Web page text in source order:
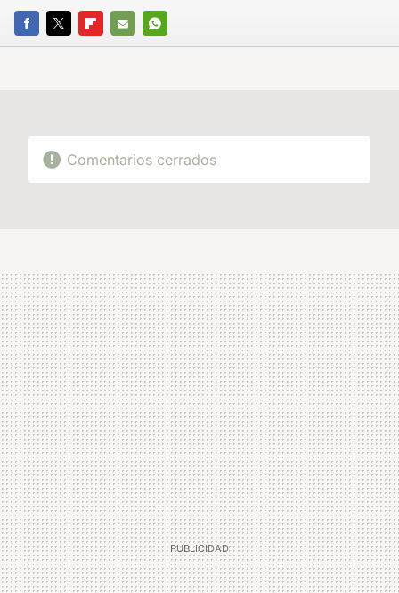
FACEBOOK
TWITTERFLIPBOARD
E-
WHATSAPP
Comentarios cerrados